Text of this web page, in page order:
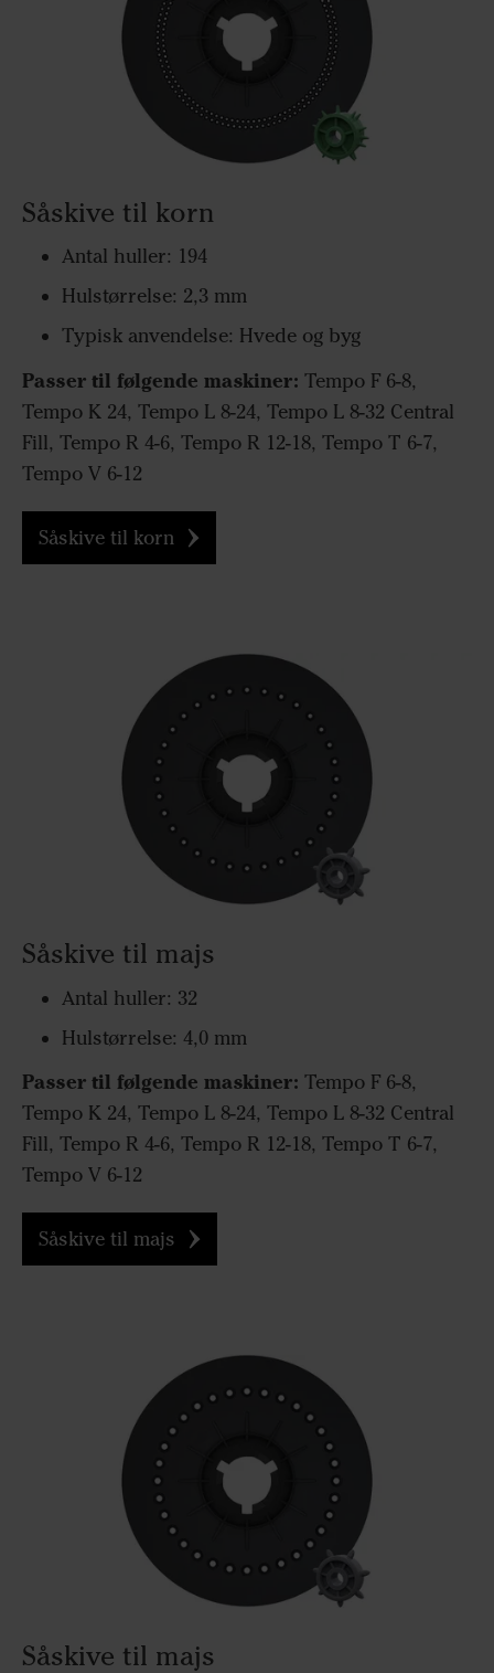
Såskive til korn
Antal huller: 194
Hulstørrelse: 2,3 mm
Typisk anvendelse: Hvede og byg
Passer til følgende maskiner: Tempo F 6-8,
Tempo K 24, Tempo L 8-24, Tempo L 8-32 Central
Fill, Tempo R 4-6, Tempo R 12-18, Tempo T 6-7,
Tempo V 6-12
Såskive til korn
Såskive til majs
Antal huller: 32
Hulstørrelse: 4,0 mm
Passer til følgende maskiner: Tempo F 6-8,
Tempo K 24, Tempo L 8-24, Tempo L 8-32 Central
Fill, Tempo R 4-6, Tempo R 12-18, Tempo T 6-7,
Tempo V 6-12
Såskive til majs
Såskive til majs